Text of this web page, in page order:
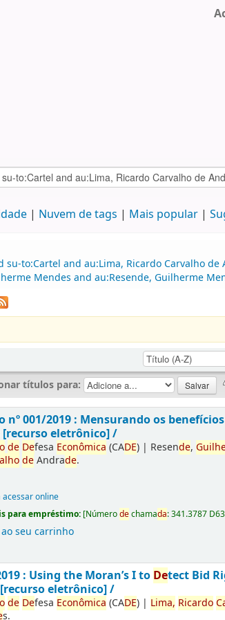
Nuvem de tags Mais popular
to:Cartel and au:Lima, Ricardo Carvalho
Mendes and au:Resende, Guilherme
títulos para:
nº 001/2019 : Mensurando os
eletrônico] /
de Defesa Econômica (CADE) | Resende,
deAndrade.
online
para empréstimo: [Númerodechamada:341.3787
seu carrinho
: Using the Moran’s I to Detect Bid
eletrônico] /
de Defesa Econômica (CADE) | Lima, Ricardo
s.